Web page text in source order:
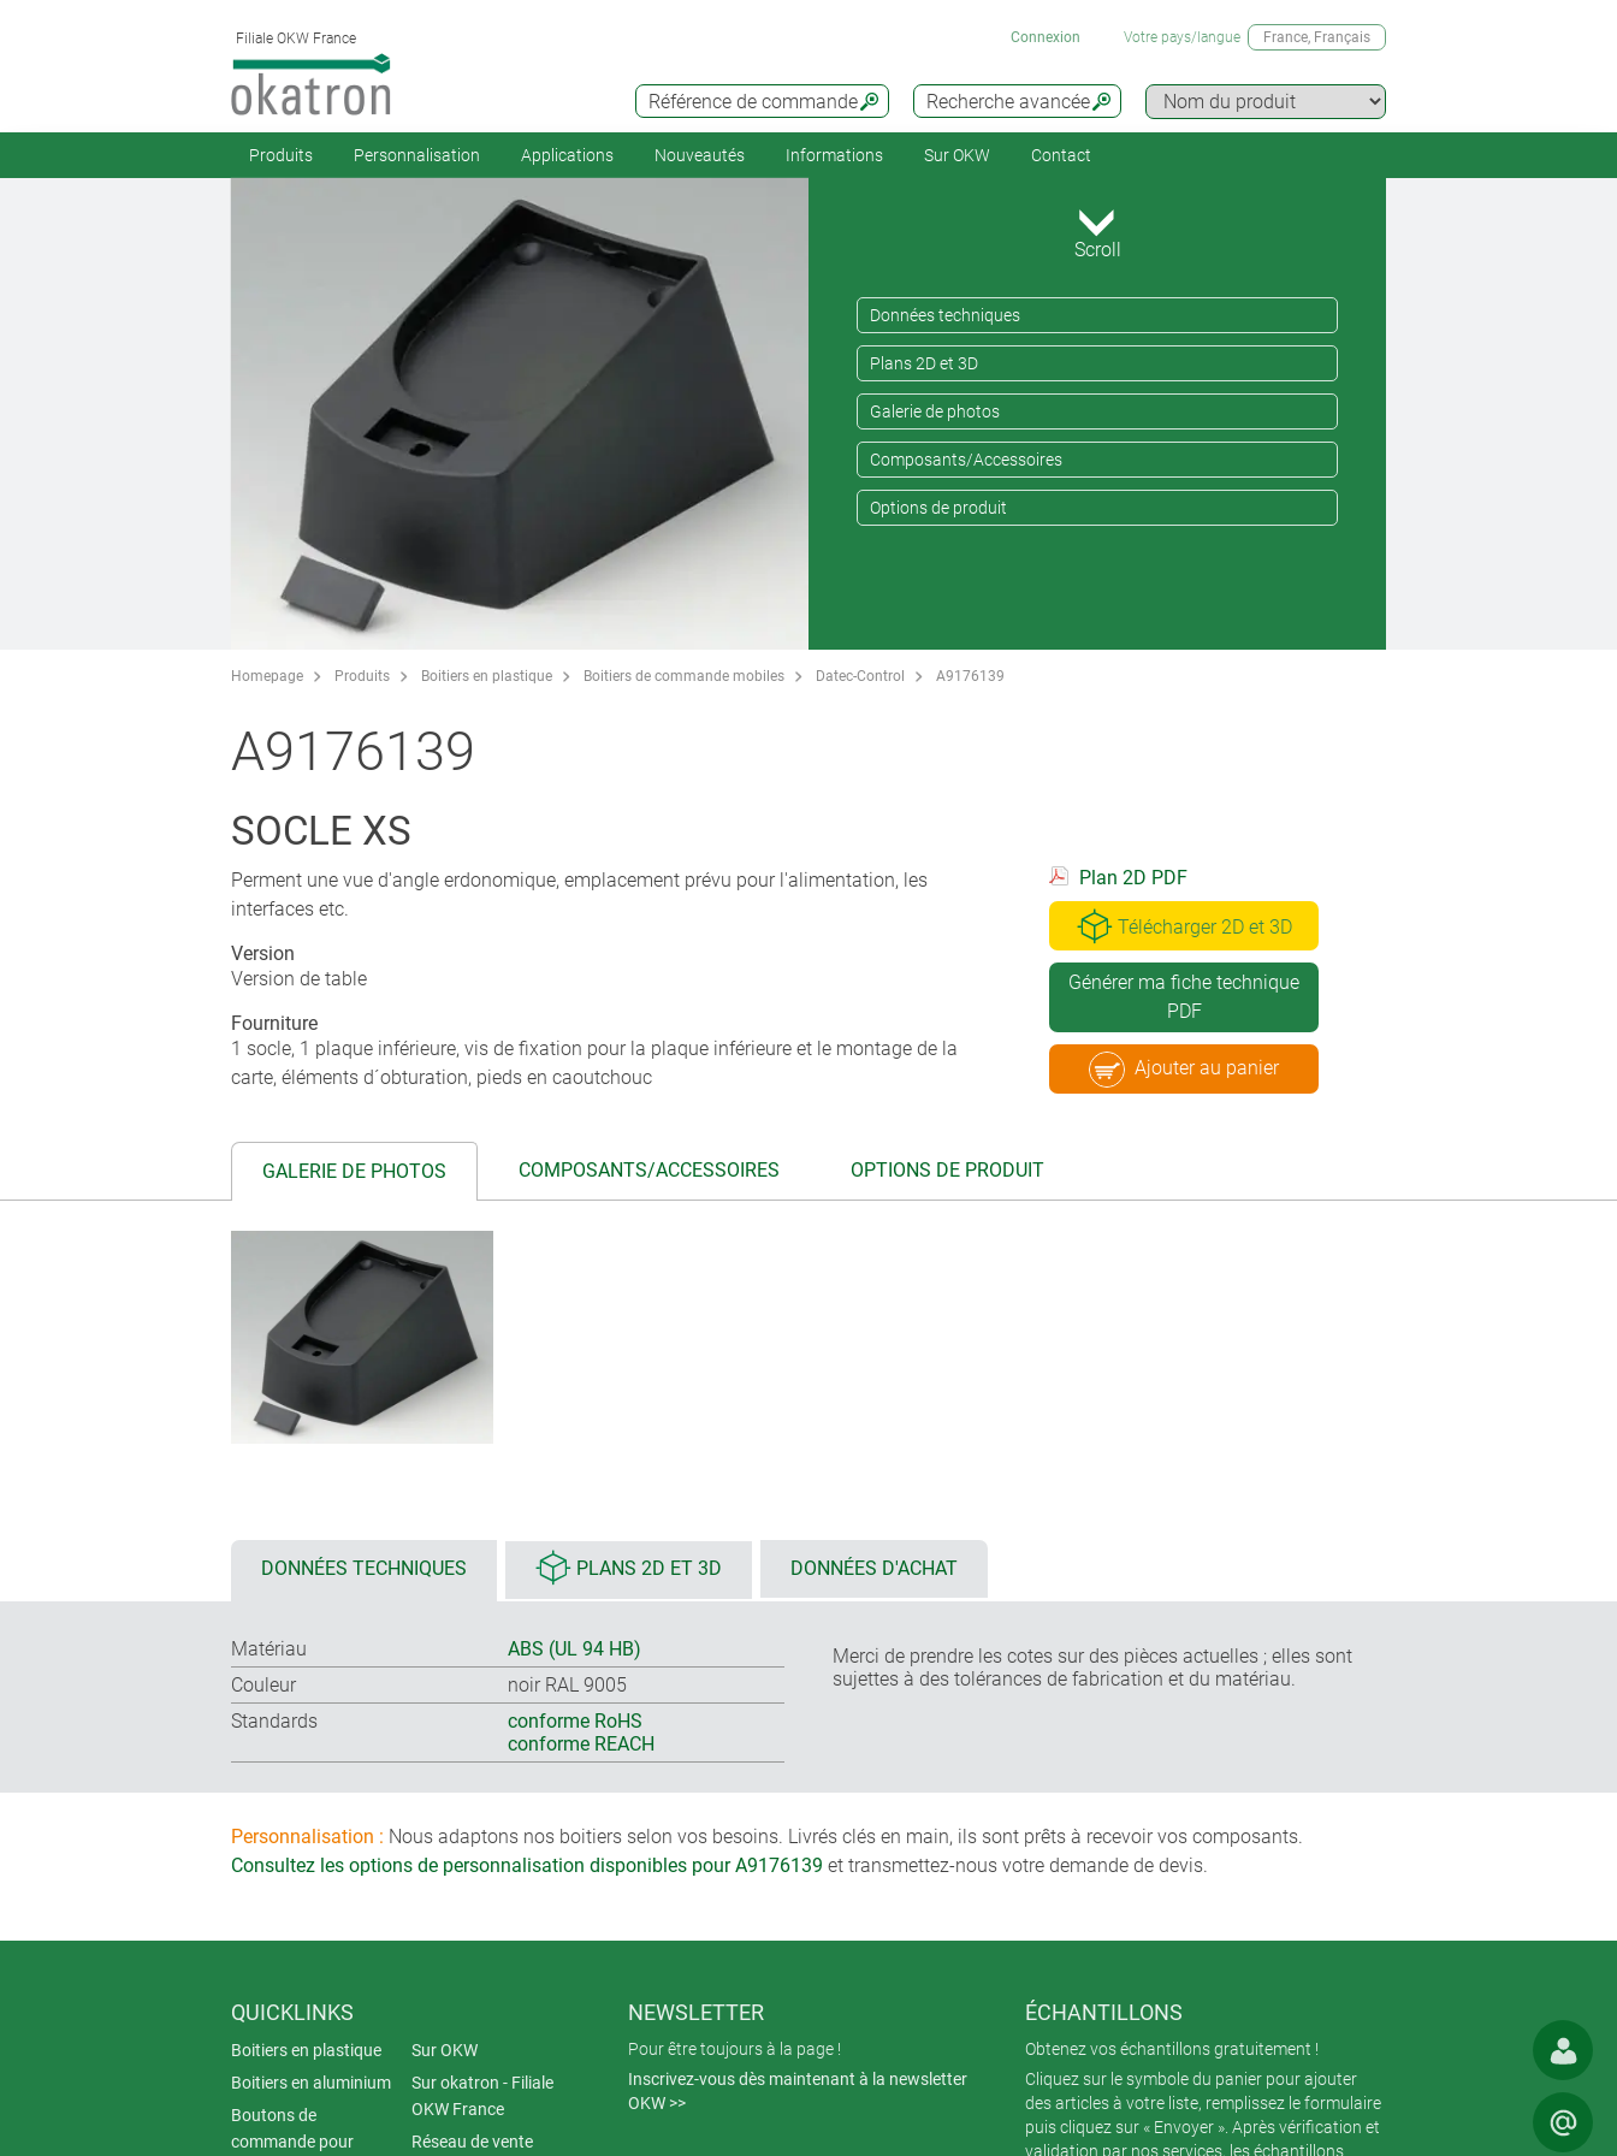
Filiale OKW France
Recherche avancée
Référence de commande
Connexion Votre pays/langue France, Français
Produits Personnalisation Applications Nouveautés Informations Sur OKW Contact
Scroll
Données techniques
Plans 2D et 3D
Galerie de photos
Composants/Accessoires
Options de produit
Homepage Produits Boitiers en plastique Boitiers de commande mobiles Datec-Control A9176139
A9176139
SOCLE XS
Perment une vue d'angle erdonomique, emplacement prévu pour l'alimentation, les
interfaces etc.
Version
Version de table
Fourniture
1 socle, 1 plaque inférieure, vis de fixation pour la plaque inférieure et le montage de la
carte, éléments d´obturation, pieds en caoutchouc
Plan 2D PDF
Télécharger 2D et 3D
Générer ma fiche technique
PDF
Ajouter au panier
GALERIE DE PHOTOS COMPOSANTS/ACCESSOIRES OPTIONS DE PRODUIT
DONNÉES TECHNIQUES PLANS 2D ET 3D DONNÉES D'ACHAT
Matériau
ABS (UL 94 HB)
Couleur
noir RAL 9005
Standards
conforme RoHS
conforme REACH
Merci de prendre les cotes sur des pièces actuelles ; elles sont
sujettes à des tolérances de fabrication et du matériau.
Personnalisation : Nous adaptons nos boitiers selon vos besoins. Livrés clés en main, ils sont prêts à recevoir vos composants.
Consultez les options de personnalisation disponibles pour A9176139 et transmettez-nous votre demande de devis.
QUICKLINKS
Boitiers en plastique
Boitiers en aluminium
Boutons de
commande pour
Sur OKW
Sur okatron - Filiale
OKW France
Réseau de vente
NEWSLETTER
Pour être toujours à la page !
Inscrivez-vous dès maintenant à la newsletter
OKW >>
ÉCHANTILLONS
Obtenez vos échantillons gratuitement !
Cliquez sur le symbole du panier pour ajouter
des articles à votre liste, remplissez le formulaire
puis cliquez sur « Envoyer ». Après vérification et
validation par nos services, les échantillons